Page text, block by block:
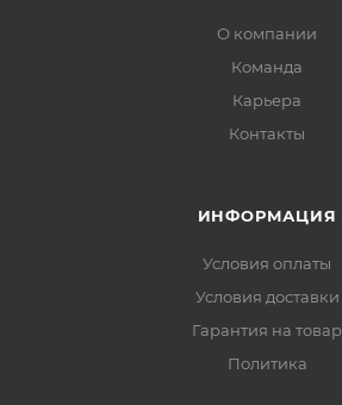
О компании
Команда
Карьера
Контакты
ИНФОРМАЦИЯ
Условия оплаты
Условия доставки
Гарантия на товар
Политика